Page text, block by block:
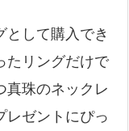
として購入でき
たリングだけで
真珠のネックレ
レゼントにぴっ